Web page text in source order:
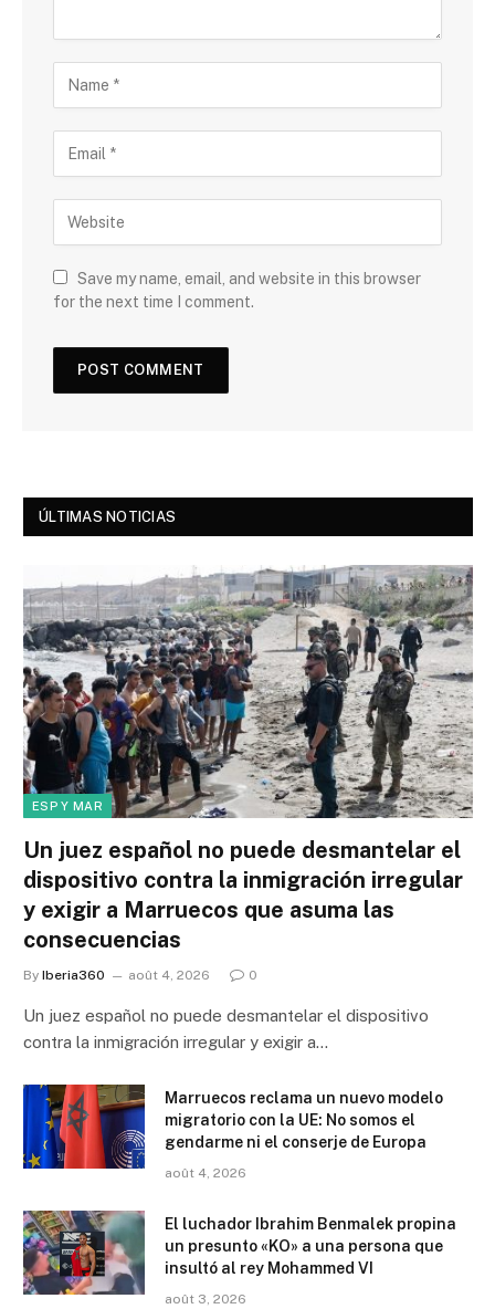
Save my name, email, and website in this browser
for the next time I comment.
ÚLTIMAS NOTICIAS
ESP Y MAR
Un juez español no puede desmantelar el
dispositivo contra la inmigración irregular
y exigir a Marruecos que asuma las
consecuencias
By Iberia360 août 4, 2026 0
Un juez español no puede desmantelar el dispositivo
contra la inmigración irregular y exigir a…
Marruecos reclama un nuevo modelo
migratorio con la UE: No somos el
gendarme ni el conserje de Europa
août 4, 2026
El luchador Ibrahim Benmalek propina
un presunto «KO» a una persona que
insultó al rey Mohammed VI
août 3, 2026